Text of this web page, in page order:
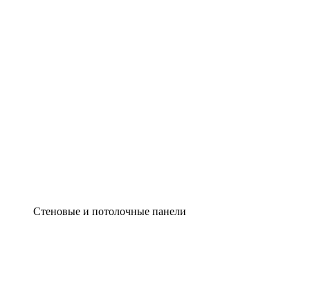
Стеновые и потолочные панели